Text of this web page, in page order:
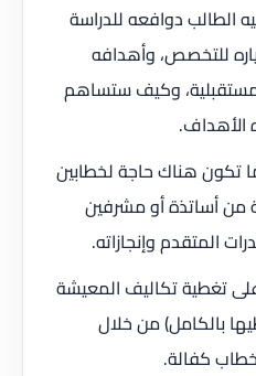
دوافعه للدراسة
للتخصص، وأهدافه
وكيف ستساهم
تكون هناك حاجة لخطابين
من أساتذة أو مشرفين
المتقدم وإنجازاته.
تغطية تكاليف المعيشة
بالكامل) من خلال
كفالة.